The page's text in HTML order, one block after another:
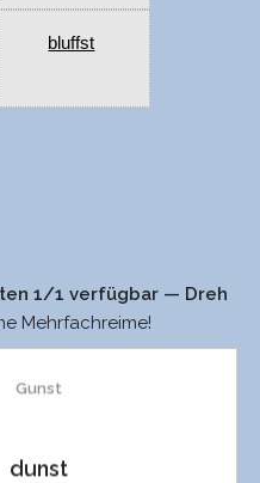
bluffst
1/1 verfügbar — Dreh
Mehrfachreime!
Gunst
dunst